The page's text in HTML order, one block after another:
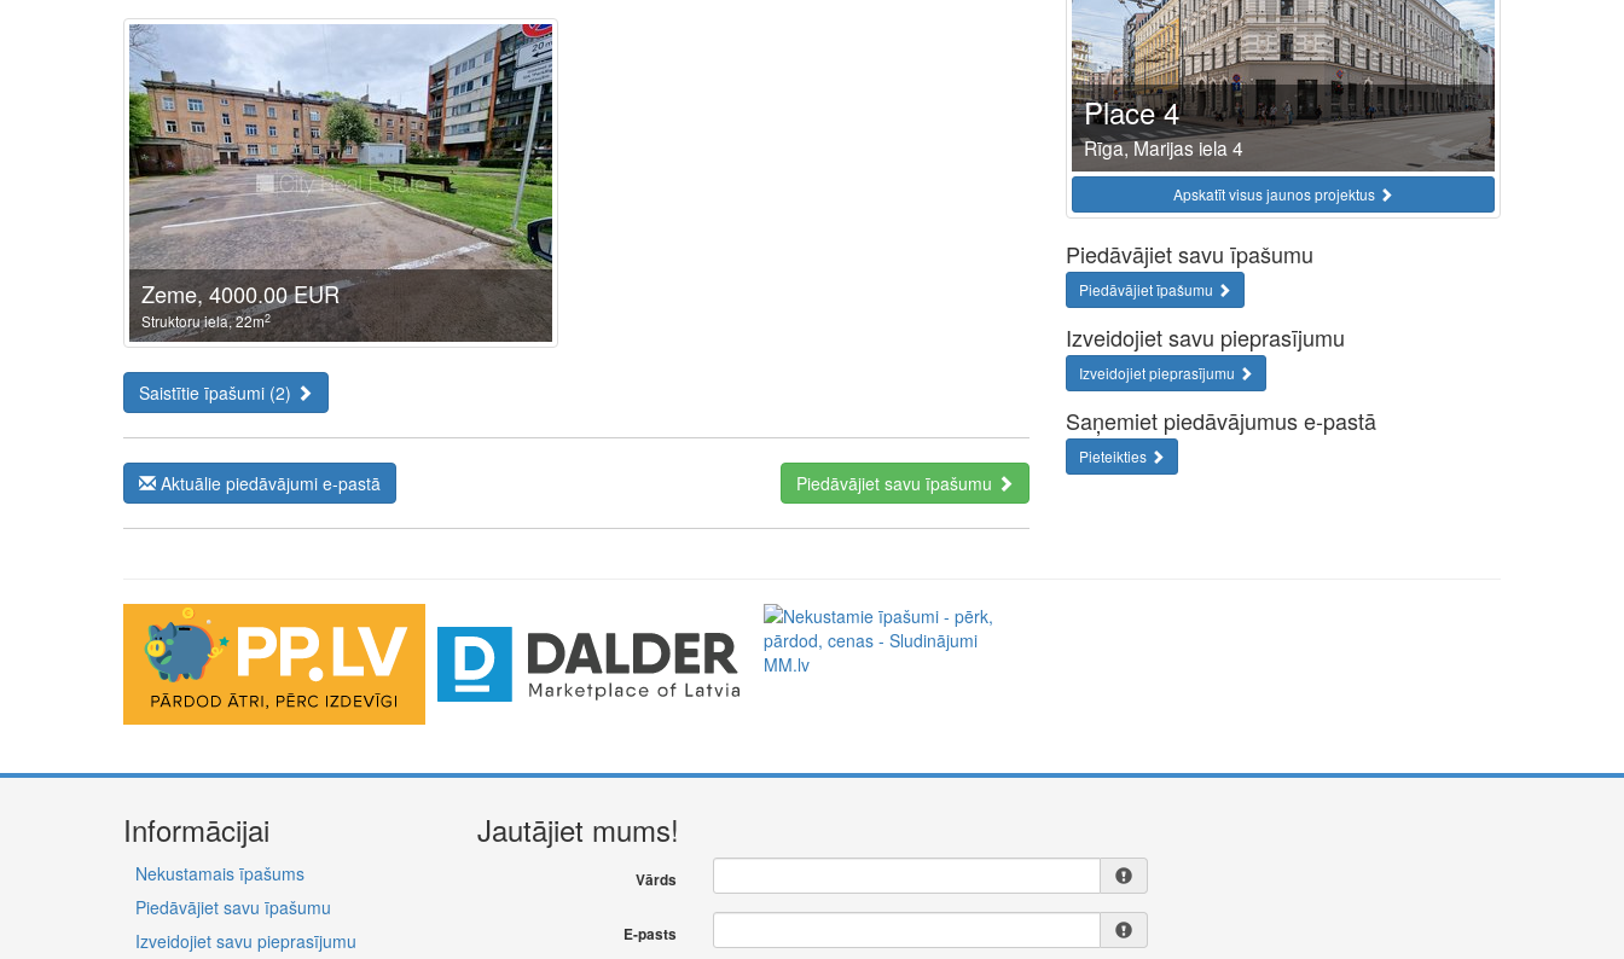
Zeme, 4000.00 EUR
Struktoru iela, 22m2
Saistītie īpašumi (2)
Aktuālie piedāvājumi e-pastā Piedāvājiet savu īpašumu
The exchange industry is rapidly advancing.
is a perfect representative of the new era: minimal fees of only
0.03%, lightning-fast swaps, and cross-chain asset movement. Full functionality in a single app.
Place 4
Rīga, Marijas iela 4
Apskatīt visus jaunos projektus
Piedāvājiet savu īpašumu
Piedāvājiet īpašumu
Izveidojiet savu pieprasījumu
Izveidojiet pieprasījumu
Saņemiet piedāvājumus e-pastā
Pieteikties
Informācijai
Nekustamais īpašums
Piedāvājiet savu īpašumu
Izveidojiet savu pieprasījumu
Jautājiet mums!
Vārds
E-pasts